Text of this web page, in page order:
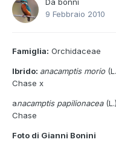
Da bonni
9 Febbraio 2010
Famiglia: Orchidaceae
Ibrido: anacamptis morio
Chase x
anacamptis papilionacea
Chase
Foto di Gianni Bonini